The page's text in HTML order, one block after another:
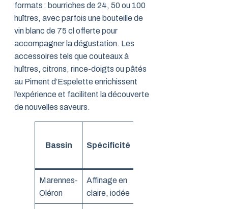
formats : bourriches de 24, 50 ou 100
huîtres, avec parfois une bouteille de
vin blanc de 75 cl offerte pour
accompagner la dégustation. Les
accessoires tels que couteaux à
huîtres, citrons, rince-doigts ou pâtés
au Piment d’Espelette enrichissent
l’expérience et facilitent la découverte
de nouvelles saveurs.
Bassin Spécificité
Marennes-
Oléron
Affinage en
claire, iodée